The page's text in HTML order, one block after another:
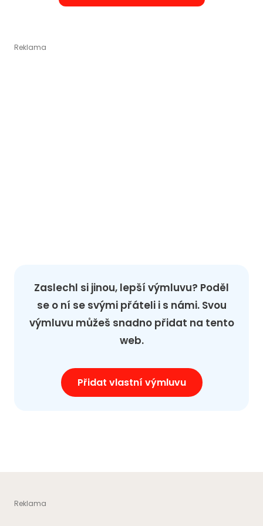
Zaslechl si jinou, lepší výmluvu? Poděl
se o ní se svými přáteli i s námi. Svou
výmluvu můžeš snadno přidat na tento
web.
Přidat vlastní výmluvu